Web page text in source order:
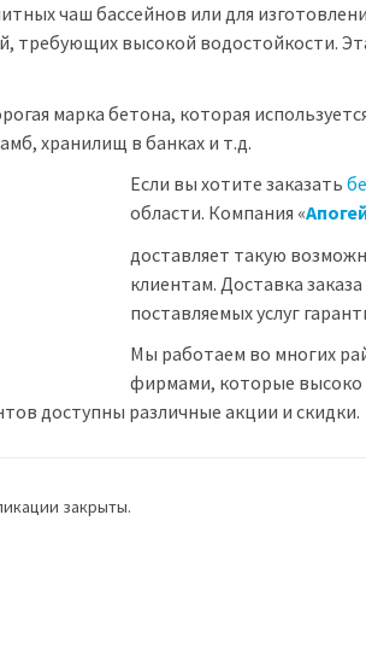
чаш бассейнов или для
требующих высокой водостойкости.
марка бетона, которая
хранилищ в банках и т.д.
Если вы хотите заказать
области. Компания «
доставляет такую
клиентам. Доставка
поставляемых услуг
Мы работаем во многих
фирмами, которые высоко
доступны различные акции и скидки.
закрыты.